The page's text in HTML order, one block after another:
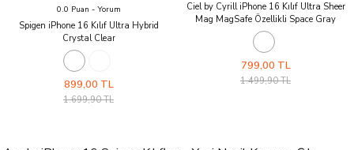
0.0 Puan - Yorum
Spigen iPhone 16 Kılıf Ultra Hybrid
Crystal Clear
899,00 TL
1.699,90 TL
Ciel by Cyrill iPhone 16 Kılıf Ultra Sheer
Mag MagSafe Özellikli Space Gray
799,00 TL
1.499,90 TL